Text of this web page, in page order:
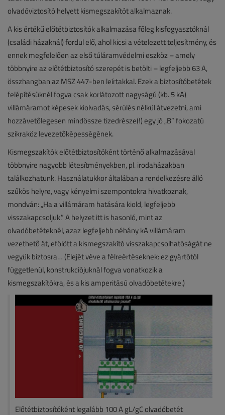
olvadóviztosító helyett kismegszakítót alkalmaznak.
A kis értékű előtétbiztosítók alkalmazása főleg kisfogyasztóknál
(családi házaknál) fordul elő, ahol kicsi a vételezett teljesítmény, és
ennek megfelelően az első túláramvédelmi eszköz – amely
többnyire az előtétbiztosító szerepét is betölti – legfeljebb 63 A,
összhangban az MSZ 447-ben leírtakkal. Ezek a biztosítóbetétek
felépítésüknél fogva csak korlátozott nagyságú (kb. 5 kA)
villámáramot képesek kiolvadás, sérülés nélkül átvezetni, ami
hozzávetőlegesen mindössze tizedrésze(!) egy jó „B” fokozatú
szikraköz levezetőképességének.
Kismegszakítók előtétbiztosítóként történő alkalmazásával
többnyire nagyobb létesítményekben, pl. irodaházakban
találkozhatunk. Használatukkor általában a rendelkezésre álló
szűkös helyre, vagy kényelmi szempontokra hivatkoznak,
mondván: „Ha a villámáram hatására kiold, legfeljebb
visszakapcsoljuk.” A helyzet itt is hasonló, mint az
olvadóbetéteknél, azaz legfeljebb néhány kA villámáram
vezethető át, efölött a kismegszakító visszakapcsolhatóságát ne
vegyük biztosra… (Elejét véve a félreértéseknek: ez gyártótól
függetlenül, konstrukciójuknál fogva vonatkozik a
kismegszakítókra, és a kis amperitású olvadóbetétekre.)
Előtétbiztosítóként legalább 100 A gL/gC olvadóbetét